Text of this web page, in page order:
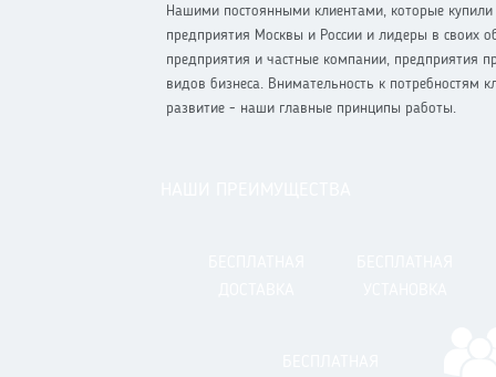
Нашими постоянными клиентами, которые купили
предприятия Москвы и России и лидеры в своих
предприятия и частные компании, предприятия
видов бизнеса. Внимательность к потребностям
развитие - наши главные принципы работы.